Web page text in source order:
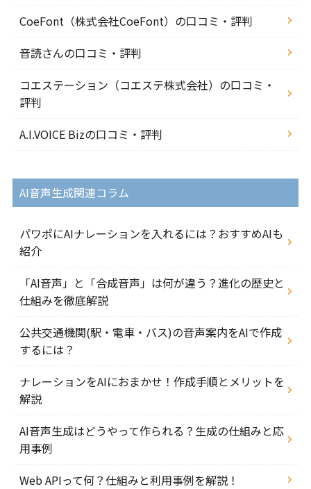
CoeFont（株式会社CoeFont）の口コミ・評判
音読さんの口コミ・評判
コエステーション（コエステ株式会社）の口コミ・
評判
A.I.VOICE Bizの口コミ・評判
AI音声生成関連コラム
パワポにAIナレーションを入れるには？おすすめAIも
紹介
「AI音声」と「合成音声」は何が違う？進化の歴史と
仕組みを徹底解説
公共交通機関(駅・電車・バス)の音声案内をAIで作成
するには？
ナレーションをAIにおまかせ！作成手順とメリットを
解説
AI音声生成はどうやって作られる？生成の仕組みと応
用事例
Web APIって何？仕組みと利用事例を解説！